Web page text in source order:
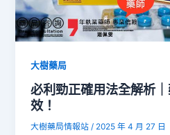
大樹藥局
必利勁正確用法全解析
效！
大樹藥局情報站 / 2025 年 4 月 27 日